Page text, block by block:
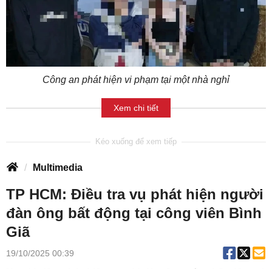
Công an phát hiện vi phạm tại một nhà nghỉ
Xem chi tiết
Multimedia
TP HCM: Điều tra vụ phát hiện người
đàn ông bất động tại công viên Bình
Giã
19/10/2025 00:39